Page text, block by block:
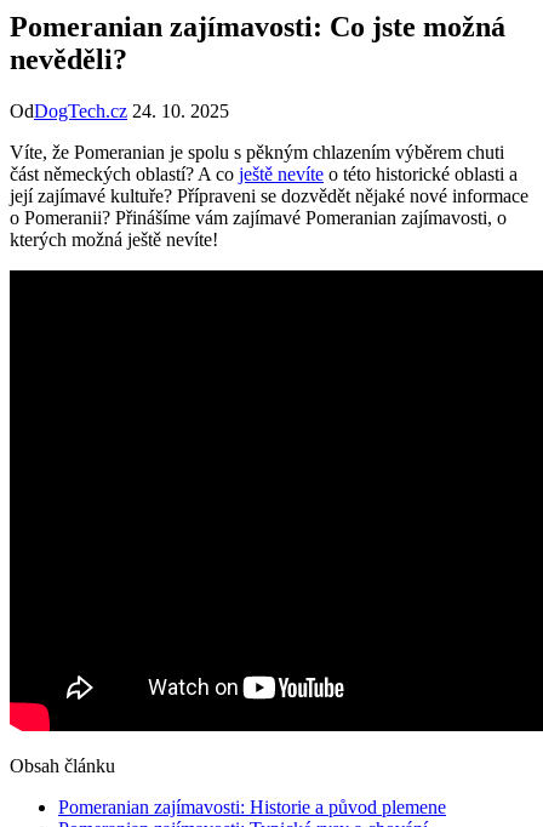
Pomeranian zajímavosti: Co jste možná
nevěděli?
OdDogTech.cz 24. 10. 2025
Víte, že‍ Pomeranian ⁢je spolu ⁢s pěkným chlazením výběrem chuti
část německých oblastí? ⁤A co ještě nevíte o této historické oblasti a
⁢její ⁣zajímavé kultuře? Přípraveni se dozvědět nějaké nové ⁣informace
o Pomeranii? Přinášíme vám zajímavé Pomeranian zajímavosti, o
kterých možná ještě ‌nevíte!
Obsah článku
Pomeranian zajímavosti: Historie a původ ⁤plemene